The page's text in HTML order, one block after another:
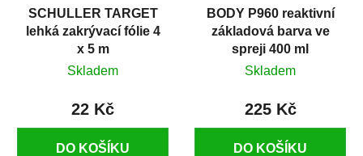
SCHULLER TARGET
lehká zakrývací fólie 4
x 5 m
Skladem
22 Kč
DO KOŠÍKU
BODY P960 reaktivní
základová barva ve
spreji 400 ml
Skladem
225 Kč
DO KOŠÍKU